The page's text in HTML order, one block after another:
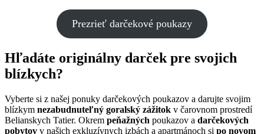
Prezrieť darčekové poukazy
Hľadáte originálny darček pre svojich
blízkych?
Vyberte si z našej ponuky darčekových poukazov a darujte svojim
blízkym nezabudnuteľný goralský zážitok v čarovnom prostredí
Belianskych Tatier. Okrem peňažných poukazov a darčekových
pobytov v našich exkluzívnych izbách a apartmánoch si po novom